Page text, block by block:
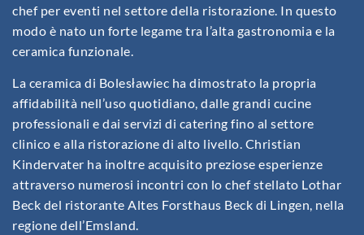
chef per eventi nel settore della ristorazione. In questo
modo è nato un forte legame tra l’alta gastronomia e la
ceramica funzionale.
La ceramica di Bolesławiec ha dimostrato la propria
affidabilità nell’uso quotidiano, dalle grandi cucine
professionali e dai servizi di catering fino al settore
clinico e alla ristorazione di alto livello. Christian
Kindervater ha inoltre acquisito preziose esperienze
attraverso numerosi incontri con lo chef stellato Lothar
Beck del ristorante Altes Forsthaus Beck di Lingen, nella
regione dell’Emsland.